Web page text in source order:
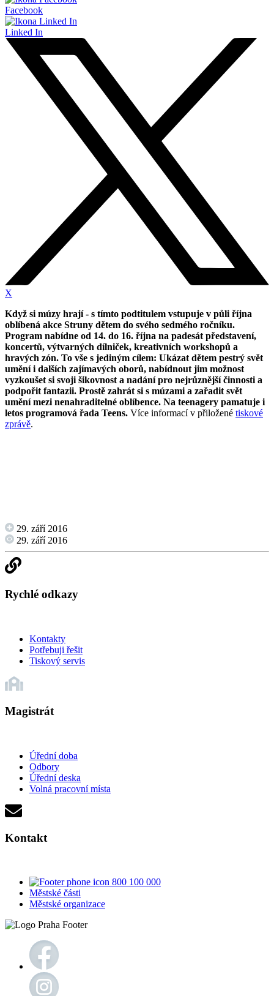
Facebook
Linked In
X
Když si múzy hrají - s tímto podtitulem vstupuje v půli října
oblíbená akce Struny dětem do svého sedmého ročníku.
Program nabídne od 14. do 16. října na padesát představení,
koncertů, výtvarných dílniček, kreativních workshopů a
hravých zón. To vše s jediným cílem: Ukázat dětem pestrý svět
umění i dalších zajímavých oborů, nabídnout jim možnost
vyzkoušet si svoji šikovnost a nadání pro nejrůznější činnosti a
podpořit fantazii. Prostě zahrát si s múzami a zařadit svět
umění mezi nenahraditelné oblíbence. Na teenagery pamatuje i
letos programová řada Teens. Více informací v přiložené tiskové
zprávě.
29. září 2016
29. září 2016
Rychlé odkazy
Kontakty
Potřebuji řešit
Tiskový servis
Magistrát
Úřední doba
Odbory
Úřední deska
Volná pracovní místa
Kontakt
800 100 000
Městské části
Městské organizace